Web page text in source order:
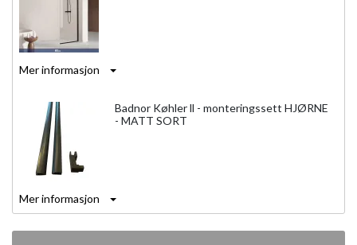
Mer informasjon
Badnor Køhler ll - monteringssett HJØRNE
- MATT SORT
Mer informasjon